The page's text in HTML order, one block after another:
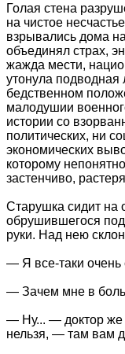
Голая стена
на чистое
взрывались дома
объединял страх,
жажда мести,
утонула подводная
бедственном
малодушии
истории со
политических, ни
экономических
которому
застенчиво,
Старушка сидит
обрушившегося
руки. Над нею
— Я все-таки очень
— Зачем мне в
— Ну... — доктор же
нельзя, — там вам